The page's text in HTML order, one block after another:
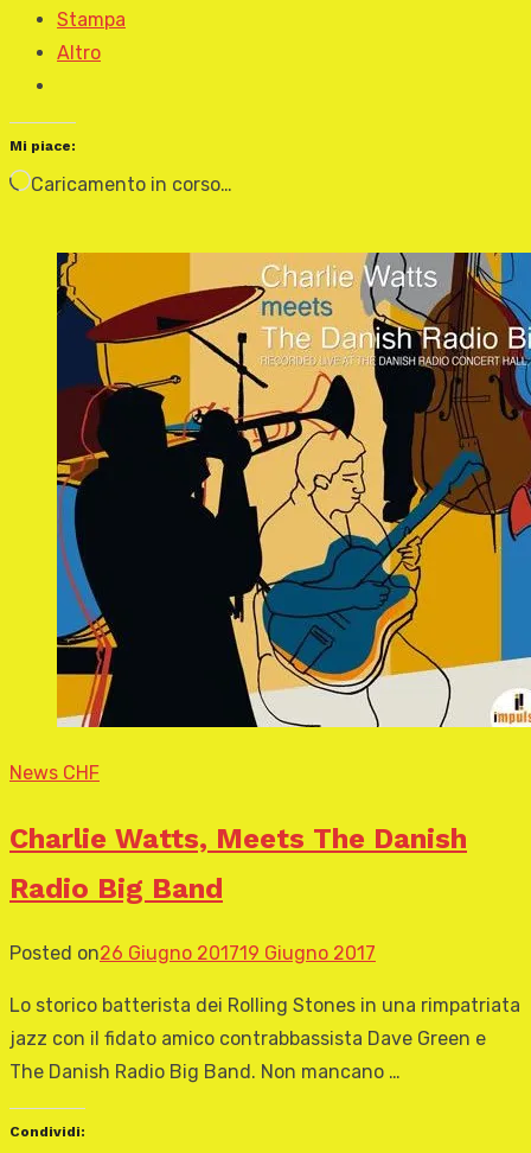
Stampa
Altro
Mi piace:
Caricamento in corso…
News CHF
Charlie Watts, Meets The Danish
Radio Big Band
Posted on26 Giugno 201719 Giugno 2017
Lo storico batterista dei Rolling Stones in una rimpatriata
jazz con il fidato amico contrabbassista Dave Green e
The Danish Radio Big Band. Non mancano …
Condividi: